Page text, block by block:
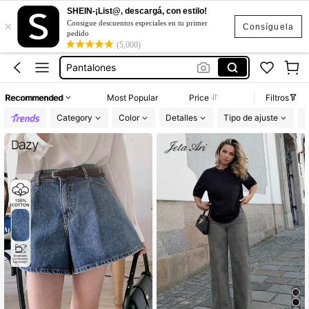
Consíguela
×
SHEIN-¡List@, descargá, con estilo!
Consigue descuentos especiales en tu primer
pedido
(5,000)
Falda De Mezclilla
Jeans Mujer
Pantalones
Falda De Mezclilla
Jeans Mujer
Recommended Most Popular Price
Filtros
Category
Color Detalles Tipo de ajuste